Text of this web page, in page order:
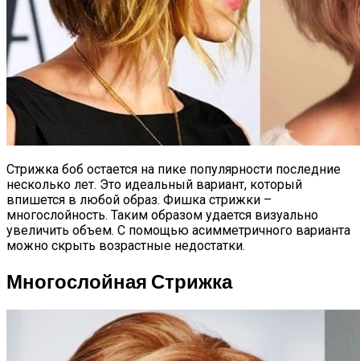
Стрижка боб остается на пике популярности последние
несколько лет. Это идеальный вариант, который
впишется в любой образ. Фишка стрижки –
многослойность. Таким образом удается визуально
увеличить объем. С помощью асимметричного варианта
можно скрыть возрастные недостатки.
Многослойная Стрижка